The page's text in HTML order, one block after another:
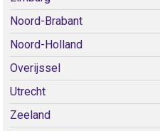
Noord-Brabant
Noord-Holland
Overijssel
Utrecht
Zeeland